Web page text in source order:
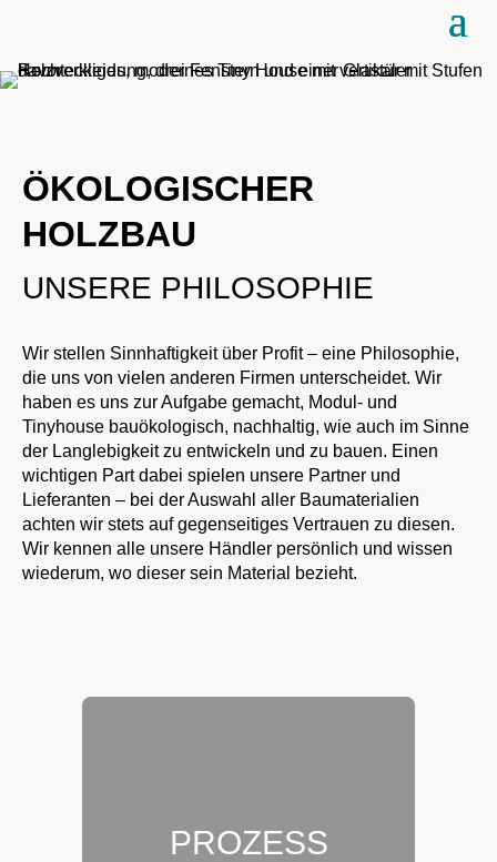
ÖKOLOGISCHER
HOLZBAU
UNSERE PHILOSOPHIE
Wir stellen Sinnhaftigkeit über Profit – eine Philosophie,
die uns von vielen anderen Firmen unterscheidet. Wir
haben es uns zur Aufgabe gemacht, Modul- und
Tinyhouse bauökologisch, nachhaltig, wie auch im Sinne
der Langlebigkeit zu entwickeln und zu bauen. Einen
wichtigen Part dabei spielen unsere Partner und
Lieferanten – bei der Auswahl aller Baumaterialien
achten wir stets auf gegenseitiges Vertrauen zu diesen.
Wir kennen alle unsere Händler persönlich und wissen
wiederum, wo dieser sein Material bezieht.
PROZESS